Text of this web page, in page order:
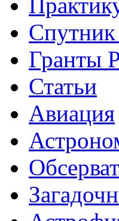
Гранты
Статьи
Авиация